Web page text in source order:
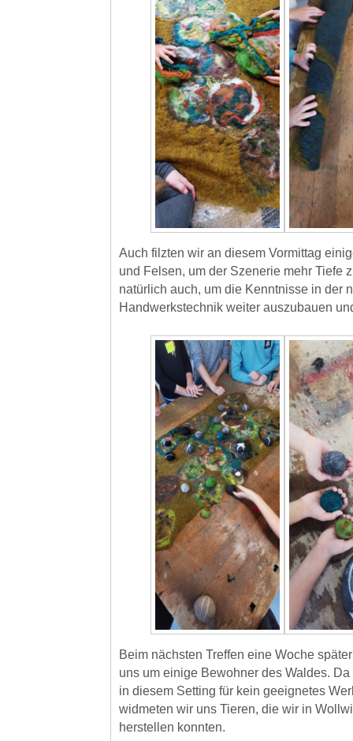
Auch filzten wir an diesem Vormittag
und Felsen, um der Szenerie mehr Tiefe
natürlich auch, um die Kenntnisse in der
Handwerkstechnik weiter auszubauen
Beim nächsten Treffen eine Woche
uns um einige Bewohner des Waldes.
in diesem Setting für kein geeignetes
widmeten wir uns Tieren, die wir in
herstellen konnten.